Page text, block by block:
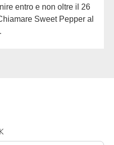
entro e non oltre il 26
Sweet Pepper al